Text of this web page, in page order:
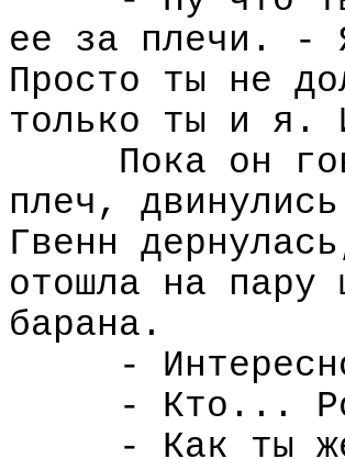
ее за плечи. -
Просто ты не
только ты и я.
Пока он
плеч,
Гвенн
отошла на пару
барана.
-
- Кто...
- Как ты